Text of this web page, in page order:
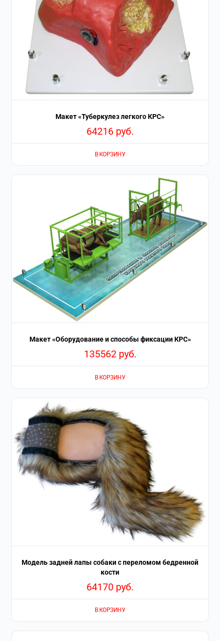
Макет «Туберкулез легкого КРС»
64216 руб.
В КОРЗИНУ
Макет «Оборудование и способы фиксации КРС»
135562 руб.
В КОРЗИНУ
Модель задней лапы собаки с переломом бедренной
кости
64170 руб.
В КОРЗИНУ